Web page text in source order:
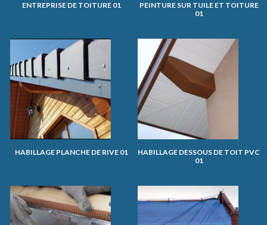
ENTREPRISE DE TOITURE 01
PEINTURE SUR TUILE ET TOITURE
01
HABILLAGE PLANCHE DE RIVE 01
HABILLAGE DESSOUS DE TOIT PVC
01